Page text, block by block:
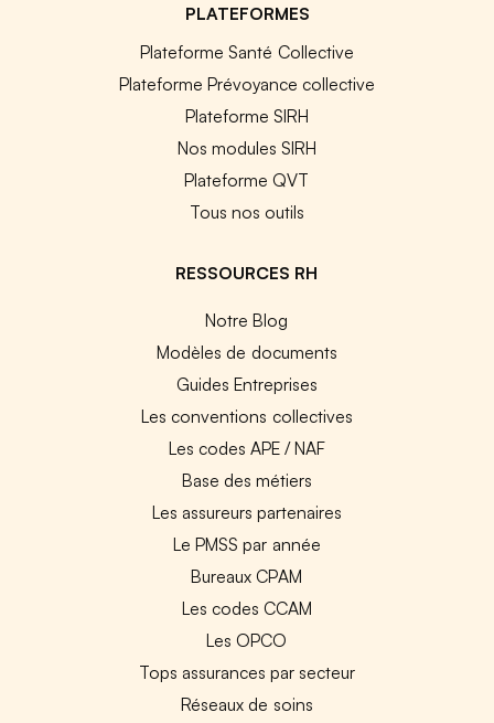
PLATEFORMES
Plateforme Santé Collective
Plateforme Prévoyance collective
Plateforme SIRH
Nos modules SIRH
Plateforme QVT
Tous nos outils
RESSOURCES RH
Notre Blog
Modèles de documents
Guides Entreprises
Les conventions collectives
Les codes APE / NAF
Base des métiers
Les assureurs partenaires
Le PMSS par année
Bureaux CPAM
Les codes CCAM
Les OPCO
Tops assurances par secteur
Réseaux de soins